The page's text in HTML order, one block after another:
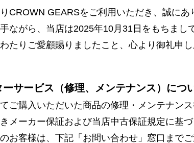
CROWN GEARSをご利用いただき、誠にあ
ながら、当店は2025年10月31日をもちまし
たりご愛顧賜りましたこと、心より御礼申し
ーサービス（修理、メンテナンス）につ
ご購入いただいた商品の修理・メンテナンス
メーカー保証および当店中古保証規定に基
お客様は、下記「お問い合わせ」窓口まで